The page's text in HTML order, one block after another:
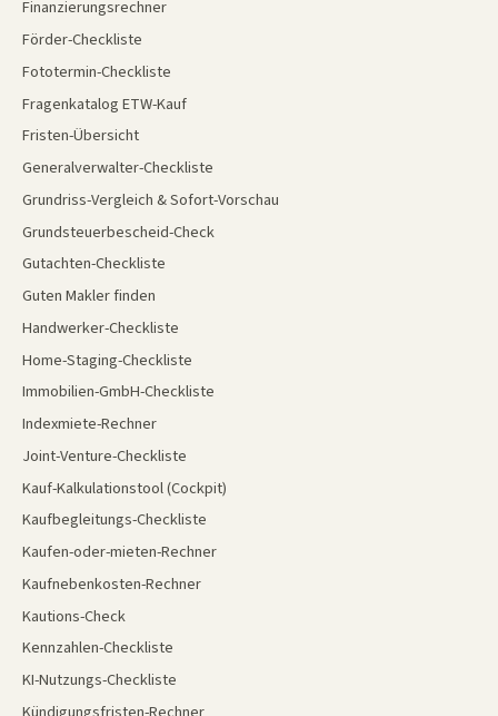
Finanzierungsrechner
Förder-Checkliste
Fototermin-Checkliste
Fragenkatalog ETW-Kauf
Fristen-Übersicht
Generalverwalter-Checkliste
Grundriss-Vergleich & Sofort-Vorschau
Grundsteuerbescheid-Check
Gutachten-Checkliste
Guten Makler finden
Handwerker-Checkliste
Home-Staging-Checkliste
Immobilien-GmbH-Checkliste
Indexmiete-Rechner
Joint-Venture-Checkliste
Kauf-Kalkulationstool (Cockpit)
Kaufbegleitungs-Checkliste
Kaufen-oder-mieten-Rechner
Kaufnebenkosten-Rechner
Kautions-Check
Kennzahlen-Checkliste
KI-Nutzungs-Checkliste